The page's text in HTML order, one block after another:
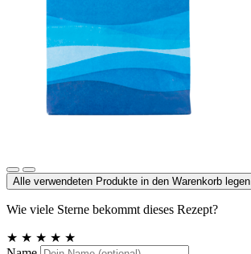
Alle verwendeten Produkte in den Warenkorb legen
Wie viele Sterne bekommt dieses Rezept?
★ ★ ★ ★ ★